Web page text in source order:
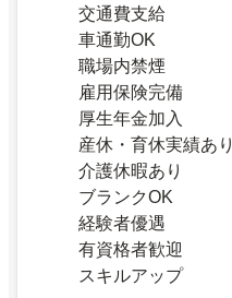
交通費支給
車通勤OK
職場内禁煙
雇用保険完備
厚生年金加入
産休・育休実績あり
介護休暇あり
ブランクOK
経験者優遇
有資格者歓迎
スキルアップ